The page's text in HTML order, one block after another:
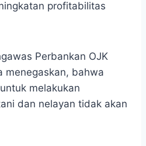
profitabilitas
Perbankan OJK
menegaskan, bahwa
melakukan
dan nelayan tidak akan